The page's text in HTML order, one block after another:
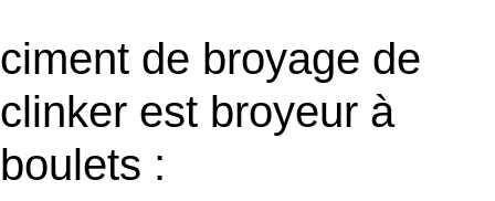
ciment de broyage de
clinker est broyeur à
boulets :